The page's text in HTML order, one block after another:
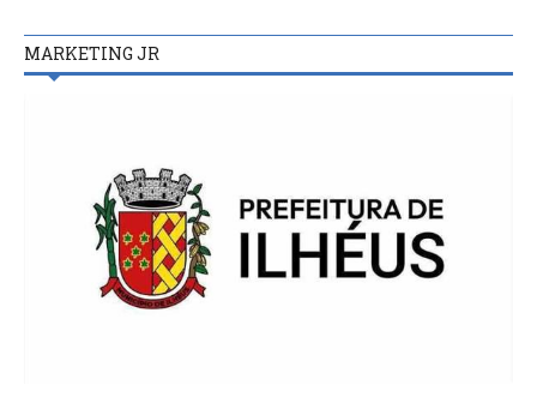
MARKETING JR